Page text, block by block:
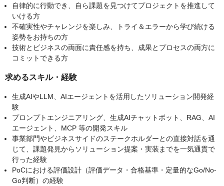
自律的に行動でき、自ら課題を見つけてプロジェクトを推進して
いける方
不確実性やチャレンジを楽しみ、トライ＆エラーから学び続ける
姿勢をお持ちの方
技術とビジネスの両面に責任感を持ち、成果とプロセスの両方に
コミットできる方
求めるスキル・経験
生成AIやLLM、AIエージェントを活用したソリューション開発経
験
プロンプトエンジニアリング、生成AIチャットボット、RAG、AI
エージェント、MCP 等の開発スキル
事業部門やビジネスサイドのステークホルダーとの直接対話を通
じて、課題発見からソリューション提案・実装までを一気通貫で
行った経験
PoCにおける評価設計（評価データ・合格基準・定量的なGo/No-
Go判断）の経験